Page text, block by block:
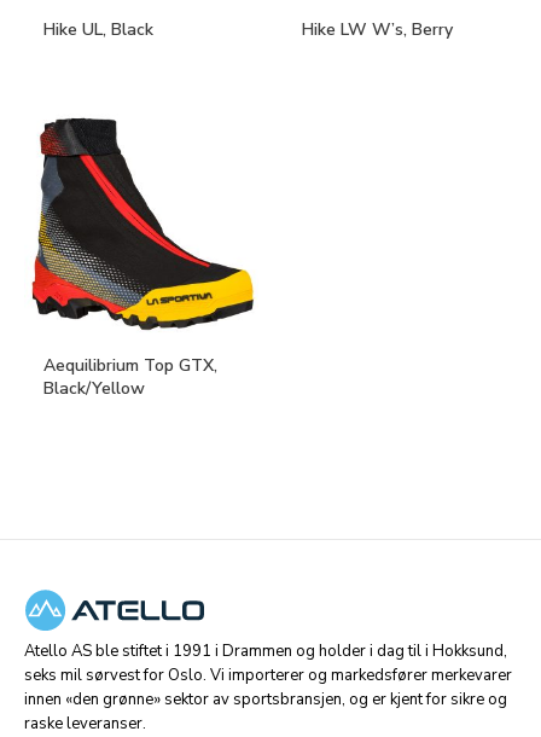
Hike UL, Black Hike LW W’s, Berry
Aequilibrium Top GTX,
Black/Yellow
Atello AS ble stiftet i 1991 i Drammen og holder i dag til i Hokksund,
seks mil sørvest for Oslo. Vi importerer og markedsfører merkevarer
innen «den grønne» sektor av sportsbransjen, og er kjent for sikre og
raske leveranser.